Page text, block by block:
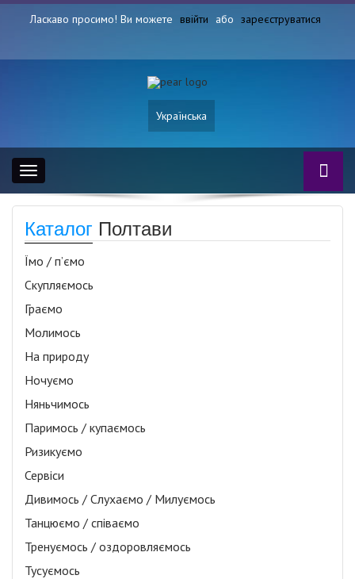
Ласкаво просимо! Ви можете ввійти або зареєструватися
Українська
Toggle
navigation
Каталог Полтави
Їмо / п’ємо
Скупляємось
Граємо
Молимось
На природу
Ночуємо
Няньчимось
Паримось / купаємось
Ризикуємо
Сервіси
Дивимось / Слухаємо / Милуємось
Танцюємо / співаємо
Тренуємось / оздоровляємось
Тусуємось